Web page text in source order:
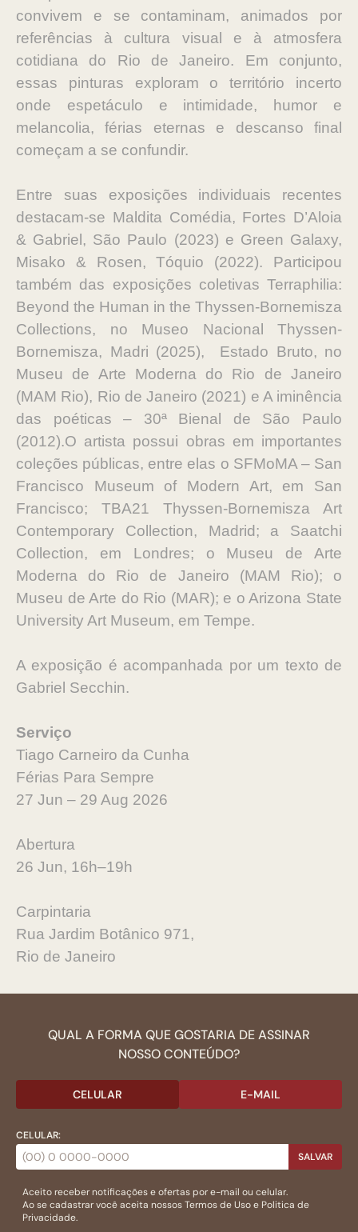
convivem e se contaminam, animados por
referências à cultura visual e à atmosfera
cotidiana do Rio de Janeiro. Em conjunto,
essas pinturas exploram o território incerto
onde espetáculo e intimidade, humor e
melancolia, férias eternas e descanso final
começam a se confundir.
Entre suas exposições individuais recentes
destacam-se Maldita Comédia, Fortes D’Aloia
& Gabriel, São Paulo (2023) e Green Galaxy,
Misako & Rosen, Tóquio (2022). Participou
também das exposições coletivas Terraphilia:
Beyond the Human in the Thyssen-Bornemisza
Collections, no Museo Nacional Thyssen-
Bornemisza, Madri (2025), Estado Bruto, no
Museu de Arte Moderna do Rio de Janeiro
(MAM Rio), Rio de Janeiro (2021) e A iminência
das poéticas – 30ª Bienal de São Paulo
(2012).O artista possui obras em importantes
coleções públicas, entre elas o SFMoMA – San
Francisco Museum of Modern Art, em San
Francisco; TBA21 Thyssen-Bornemisza Art
Contemporary Collection, Madrid; a Saatchi
Collection, em Londres; o Museu de Arte
Moderna do Rio de Janeiro (MAM Rio); o
Museu de Arte do Rio (MAR); e o Arizona State
University Art Museum, em Tempe.
A exposição é acompanhada por um texto de
Gabriel Secchin.
Serviço
Tiago Carneiro da Cunha
Férias Para Sempre
27 Jun – 29 Aug 2026
Abertura
26 Jun, 16h–19h
Carpintaria
Rua Jardim Botânico 971,
Rio de Janeiro
QUAL A FORMA QUE GOSTARIA DE ASSINAR
NOSSO CONTEÚDO?
CELULAR E-MAIL
CELULAR:
SALVAR
Aceito receber notificações e ofertas por e-mail ou celular.
Ao se cadastrar você aceita nossosTermos de Usoe Politica de
Privacidade.